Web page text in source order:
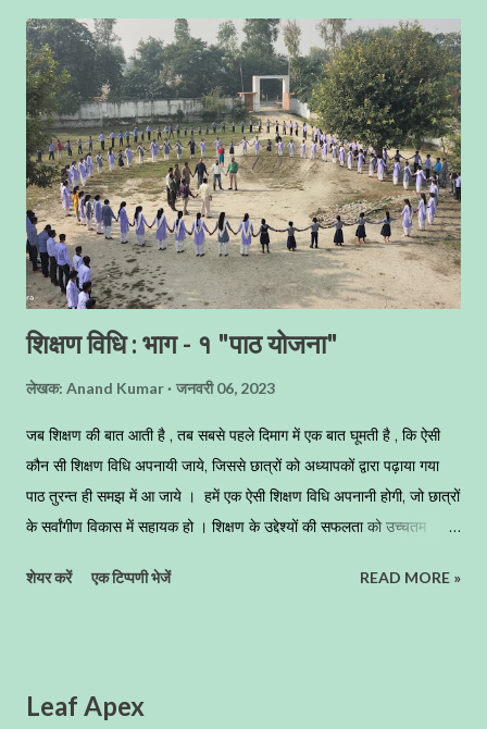
जिंदगी यह मलाल रहेगा कि काश अच्छे से मेहनत कर ली होती, तो आज इस मार्कशीट
पर अच्छे नम्बर लिखे होते । जब - जब आप मार्कशीट देखेंगे तब - तब आपका मन
आपको ही कोसेगा, और आप बार - बार ग्लानि से भरते रहेंगे । वैसे तमाम नौकरियों में
आपके एकेडमिक अंको का ज्यादा महत्व नहीं ह...
शिक्षण विधि : भाग - १ "पाठ योजना"
लेखक: Anand Kumar जनवरी 06, 2023
जब शिक्षण की बात आती है , तब सबसे पहले दिमाग में एक बात घूमती है , कि ऐसी
कौन सी शिक्षण विधि अपनायी जाये, जिससे छात्रों को अध्यापकों द्वारा पढ़ाया गया
पाठ तुरन्त ही समझ में आ जाये । हमें एक ऐसी शिक्षण विधि अपनानी होगी, जो छात्रों
के सर्वांगीण विकास में सहायक हो । शिक्षण के उद्देश्यों की सफलता को उच्चतम
आधी सफलता शिक्षण विधियों में निहित है । समुचित शिक्षण विधियों के बिना शिक्षण
ऊर्जा को फालतू में व्यय करता है , और उसे सही मायनों में परिवर्तित करने में असफल
शेयर करें एक टिप्पणी भेजें READ MORE »
Leaf Apex